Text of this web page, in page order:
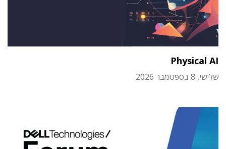
Physical AI
שלישי, 8 בספטמבר 2026